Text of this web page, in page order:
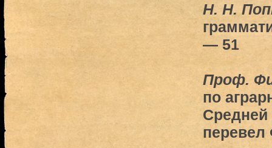
Н. Н.
— 51
Проф.
по
Средней
перевел